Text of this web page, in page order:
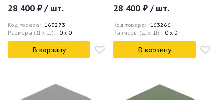
28 400 ₽ / шт.
Код товара: 163273
Размеры (Д x Ш): 0 x 0
В корзину
28 400 ₽ / шт.
Код товара: 163266
Размеры (Д x Ш): 0 x 0
В корзину